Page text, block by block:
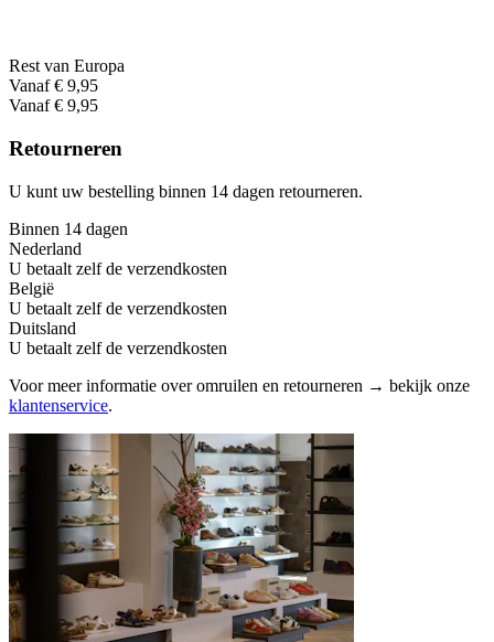
Rest van Europa
Vanaf € 9,95
Vanaf € 9,95
Retourneren
U kunt uw bestelling binnen 14 dagen retourneren.
Binnen 14 dagen
Nederland
U betaalt zelf de verzendkosten
België
U betaalt zelf de verzendkosten
Duitsland
U betaalt zelf de verzendkosten
Voor meer informatie over omruilen en retourneren → bekijk onze
klantenservice.